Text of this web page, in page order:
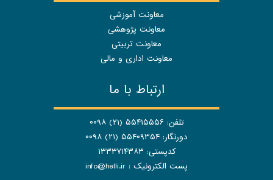
معاونت آموزشی
معاونت پژوهشی
معاونت تربیتی
معاونت اداری و مالی
ارتباط با ما
تلفن: ۵۵۴۱۵۵۵۶ (۲۱) ۰۰۹۸
دورنگار: ۵۵۴۰۹۳۵۴ (۲۱) ۰۰۹۸
کدپستی: ۱۳۳۳۷۱۴۳۸۳
پست الکترونیک : info@helli.ir